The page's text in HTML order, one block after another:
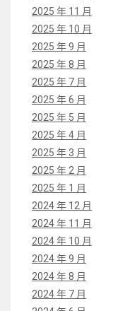
2025 年 11 月
2025 年 10 月
2025 年 9 月
2025 年 8 月
2025 年 7 月
2025 年 6 月
2025 年 5 月
2025 年 4 月
2025 年 3 月
2025 年 2 月
2025 年 1 月
2024 年 12 月
2024 年 11 月
2024 年 10 月
2024 年 9 月
2024 年 8 月
2024 年 7 月